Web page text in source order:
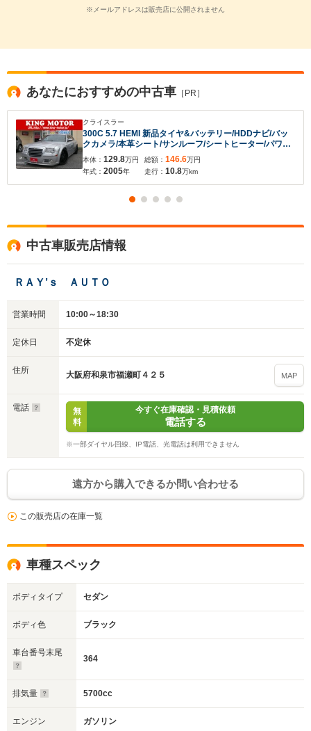
※メールアドレスは販売店に公開されません
あなたにおすすめの中古車 ［PR］
クライスラー
300C 5.7 HEMI 新品タイヤ&バッテリー/HDDナビ/バッ
クカメラ/本革シート/サンルーフ/シートヒーター/パワー
シート/キーレス/HID/フォグランプ/障害物センサー
本体： 129.8万円
年式： 2005年
総額： 146.6万円
走行： 10.8万km
中古車販売店情報
ＲＡＹ’ｓ ＡＵＴＯ
営業時間 10:00～18:30
定休日 不定休
住所 大阪府和泉市福瀬町４２５ MAP
電話
無
料
今すぐ在庫確認・見積依頼
電話する
※一部ダイヤル回線、IP電話、光電話は利用できません
遠方から購入できるか問い合わせる
この販売店の在庫一覧
車種スペック
ボディタイプ セダン
ボディ色 ブラック
車台番号末尾
364
排気量 5700cc
エンジン ガソリン